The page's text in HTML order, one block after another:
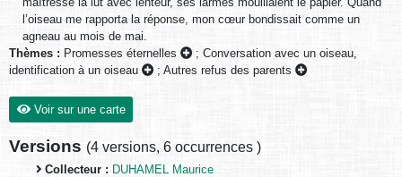
l’oiseau me rapporta la réponse, mon cœur bondissait comme un
agneau au mois de mai.
Thèmes : Promesses éternelles ; Conversation avec un oiseau,
identification à un oiseau
; Autres refus des parents
Voir sur une carte
Versions (4 versions, 6 occurrences )
Collecteur : DUHAMEL Maurice